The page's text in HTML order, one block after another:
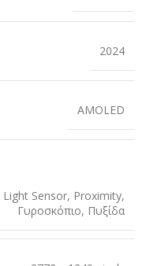
2024
AMOLED
Light Sensor, Proximity,
Γυροσκόπιο, Πυξίδα